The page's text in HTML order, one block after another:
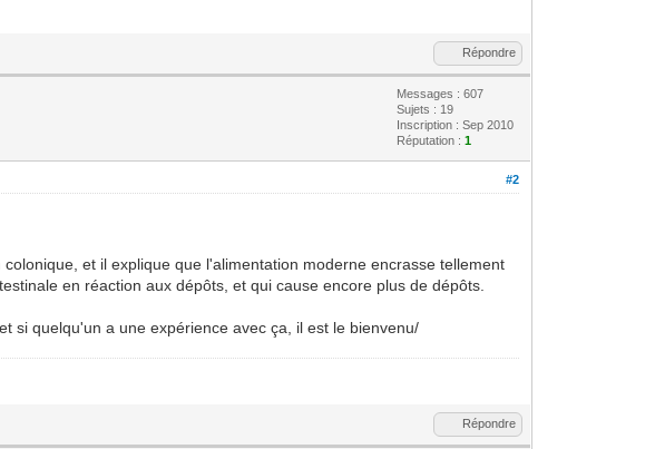
Répondre
Messages : 607
Sujets : 19
Inscription : Sep 2010
Réputation :1
#2
et il explique que l'alimentation moderne encrasse tellement
en réaction aux dépôts, et qui cause encore plus de dépôts.
si quelqu'un a une expérience avec ça, il est le bienvenu/
Répondre